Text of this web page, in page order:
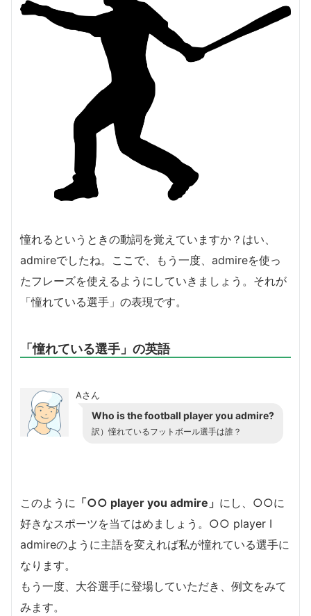
憧れるというときの動詞を覚えていますか？はい、
admireでしたね。ここで、もう一度、admireを使っ
たフレーズを使えるようにしていきましょう。それが
「憧れている選手」の表現です。
「憧れている選手」の英語
Aさん
Who is the football player you admire?
訳）憧れているフットボール選手は誰？
このように 「○○ player you admire」 にし、○○に
好きなスポーツを当てはめましょう。○○ player I
admireのように主語を変えれば私が憧れている選手に
なります。
もう一度、大谷選手に登場していただき、例文をみて
みます。